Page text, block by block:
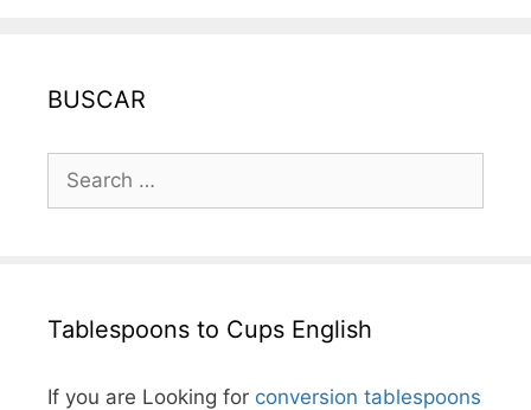
BUSCAR
for:
Tablespoons to Cups English
If you are Looking for conversion tablespoons